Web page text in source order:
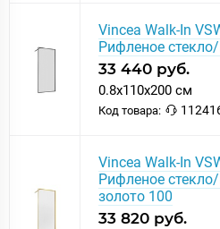
Vincea Walk-In
Рифленое
33 440 руб.
0.8x110x200 см
Код товара:
Vincea Walk-In
Рифленое
золото 100
33 820 руб.